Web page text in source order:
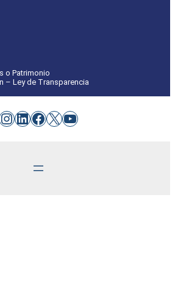
o Patrimonio
– Ley de Transparencia
LinkedIn
Facebook
X YouTube